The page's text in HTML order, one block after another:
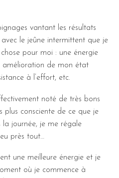
vantant les résultats
avec le jeûne intermittent que je
pour moi : une énergie
amélioration de mon état
à l’effort, etc.
noté de très bons
plus consciente de ce que je
la journée, je me régale
près tout…
une meilleure énergie et je
où je commence à